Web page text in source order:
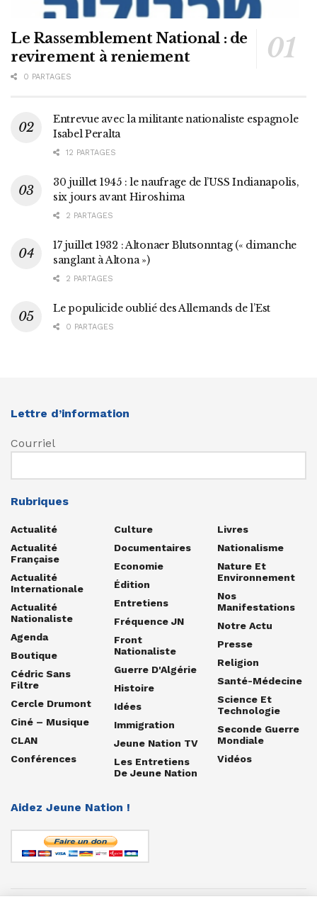
Le Rassemblement National : de
revirement à reniement
0 PARTAGES
Entrevue avec la militante nationaliste espagnole
Isabel Peralta
12 PARTAGES
30 juillet 1945 : le naufrage de l’USS Indianapolis,
six jours avant Hiroshima
2 PARTAGES
17 juillet 1932 : Altonaer Blutsonntag (« dimanche
sanglant à Altona »)
2 PARTAGES
Le populicide oublié des Allemands de l’Est
0 PARTAGES
Lettre d’information
Courriel
Rubriques
Actualité
Actualité
Française
Actualité
Internationale
Actualité
Nationaliste
Agenda
Boutique
Cédric Sans
Filtre
Cercle Drumont
Ciné – Musique
CLAN
Conférences
Culture
Documentaires
Economie
Édition
Entretiens
Fréquence JN
Front
Nationaliste
Guerre D'Algérie
Histoire
Idées
Immigration
Jeune Nation TV
Les Entretiens
De Jeune Nation
Livres
Nationalisme
Nature Et
Environnement
Nos
Manifestations
Notre Actu
Presse
Religion
Santé-Médecine
Science Et
Technologie
Seconde Guerre
Mondiale
Vidéos
Aidez Jeune Nation !